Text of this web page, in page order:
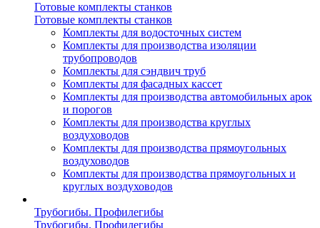
Готовые комплекты станков
Готовые комплекты станков
Комплекты для водосточных систем
Комплекты для производства изоляции
трубопроводов
Комплекты для сэндвич труб
Комплекты для фасадных кассет
Комплекты для производства автомобильных арок
и порогов
Комплекты для производства круглых
воздуховодов
Комплекты для производства прямоугольных
воздуховодов
Комплекты для производства прямоугольных и
круглых воздуховодов
Трубогибы. Профилегибы
Трубогибы. Профилегибы